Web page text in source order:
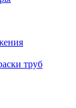
труб